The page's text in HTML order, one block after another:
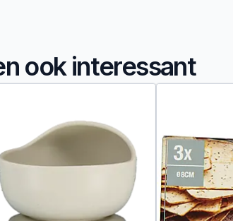
ook interessant